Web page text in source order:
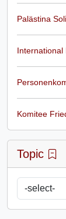
Palästina
International
Komitee
Topic